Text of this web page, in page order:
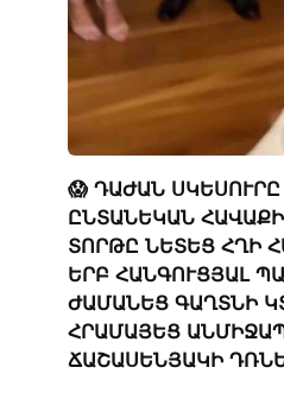
😱 ԴԱԺԱՆ
ԸՆՏԱՆԵԿԱՆ
ՏՈՐԹԸ ՆԵՏԵՑ ՀՂԻ
ԵՐԲ ՀԱՆԳՈՒՑՅԱԼ
ԺԱՄԱՆԵՑ ԳԱՂՏՆԻ
ՀՐԱՄԱՅԵՑ
ՃԱՇԱՍԵՆՅԱԿԻ